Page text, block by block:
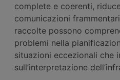
complete e coerenti,
comunicazioni
raccolte possono
problemi nella
situazioni eccezionali che
sull’interpretazione